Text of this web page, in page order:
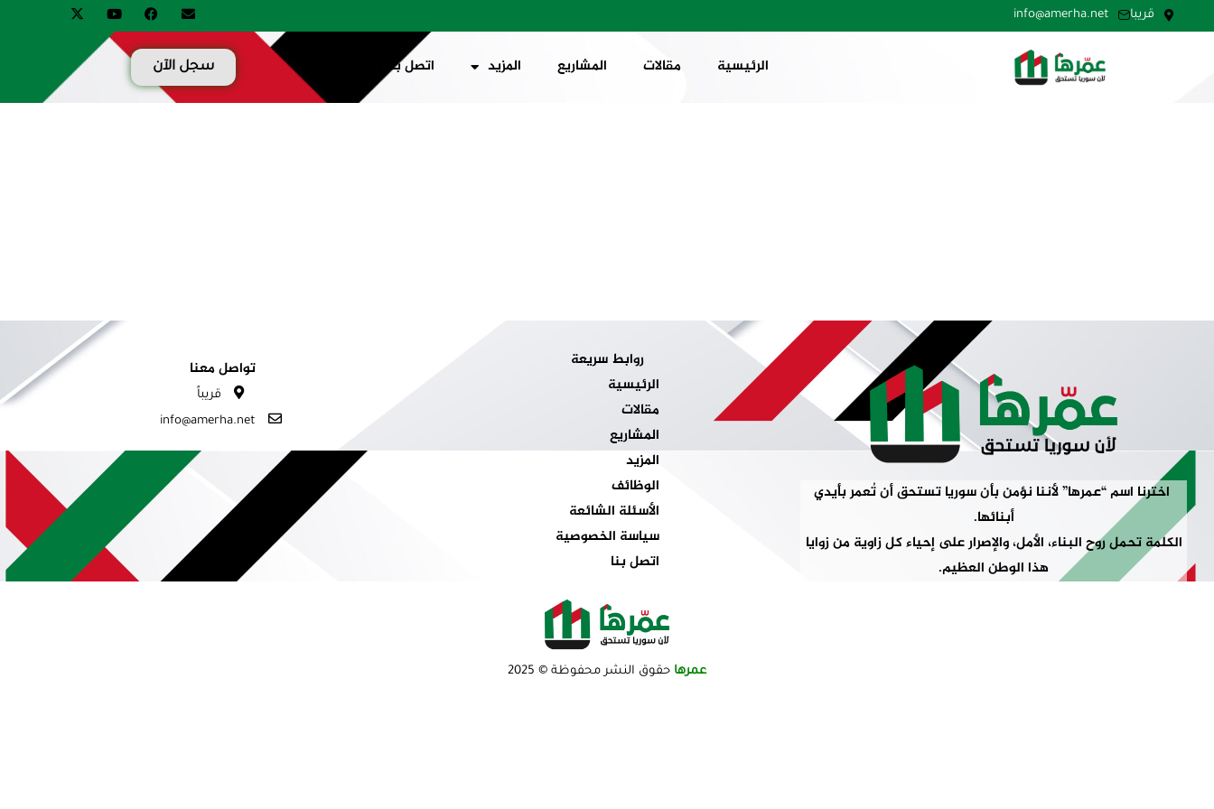
قريبا info@amerha.net
الرئيسية مقالات المشاريع المزيد اتصل بنا سجل الآن
اخترنا اسم “عمرها” لأننا نؤمن بأن سوريا تستحق أن تُعمر بأيدي
أبنائها.
الكلمة تحمل روح البناء، الأمل، والإصرار على إحياء كل زاوية من زوايا
هذا الوطن العظيم.
روابط سريعة
الرئيسية
مقالات
المشاريع
المزيد
الوظائف
الأسئلة الشائعة
سياسة الخصوصية
اتصل بنا
تواصل معنا
قريباً
عمرها حقوق النشر محفوظة © 2025